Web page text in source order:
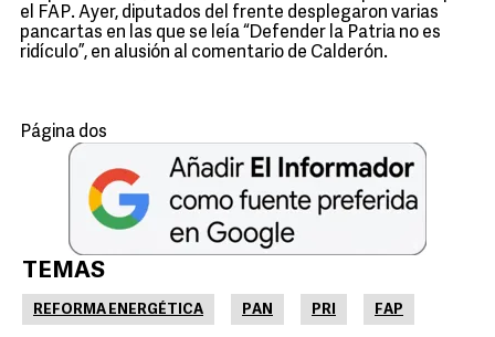
el FAP. Ayer, diputados del frente desplegaron varias
pancartas en las que se leía “Defender la Patria no es
ridículo”, en alusión al comentario de Calderón.
Página dos
TEMAS
REFORMA ENERGÉTICA PAN PRI FAP